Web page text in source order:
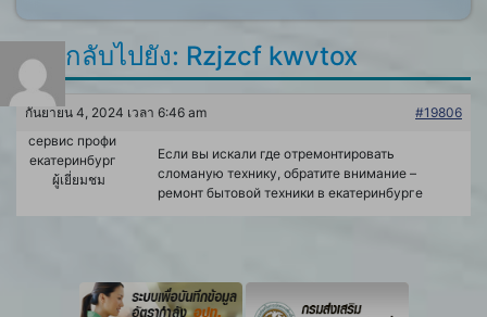
ตอบกลับไปยัง: Rzjzcf kwvtox
กันยายน 4, 2024 เวลา 6:46 am
#19806
сервис профи
екатеринбург
ผู้เยี่ยมชม
Если вы искали где отремонтировать
сломаную технику, обратите внимание –
ремонт бытовой техники в екатеринбурге